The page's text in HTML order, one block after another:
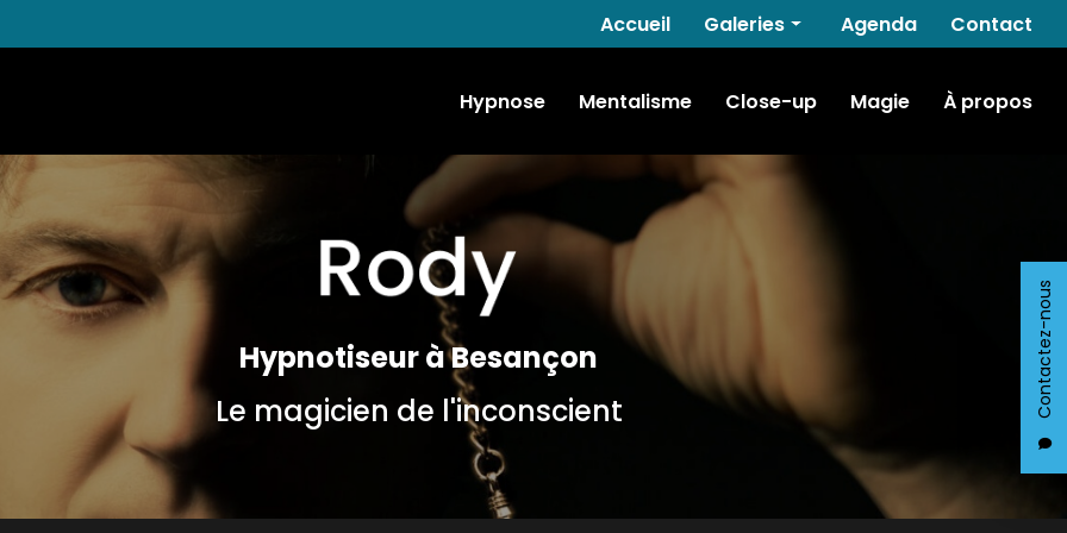
Navigation secondaire
Accueil Galeries
Mentalisme
Close-up
Magie
Agenda Contact
Contactez-nous
Hypnose
Mentalisme Close-up Magie À propos
Hypnotiseur à Besançon
Le magicien de l'inconscient